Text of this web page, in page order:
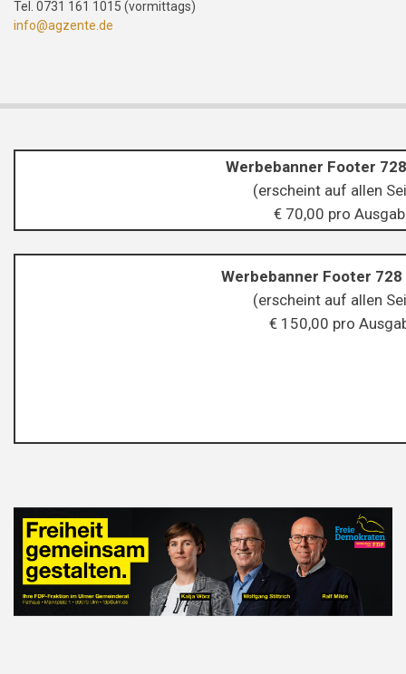
Tel. 0731 161 1015 (vormittags)
info@agzente.de
Werbebanner Footer
(erscheint auf allen
€ 70,00 pro
Werbebanner Footer 728
(erscheint auf allen
€ 150,00 pro